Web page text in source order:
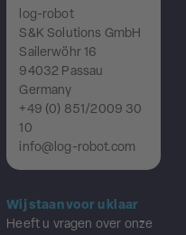
log-robot
S&K Solutions GmbH
Sailerwöhr 16
94032 Passau
Germany
+49 (0) 851/2009 30
10
info@log-robot.com
Wij staan voor u klaar
Heeft u vragen over onze